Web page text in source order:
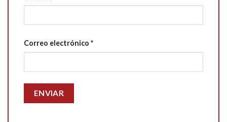
Correo electrónico *